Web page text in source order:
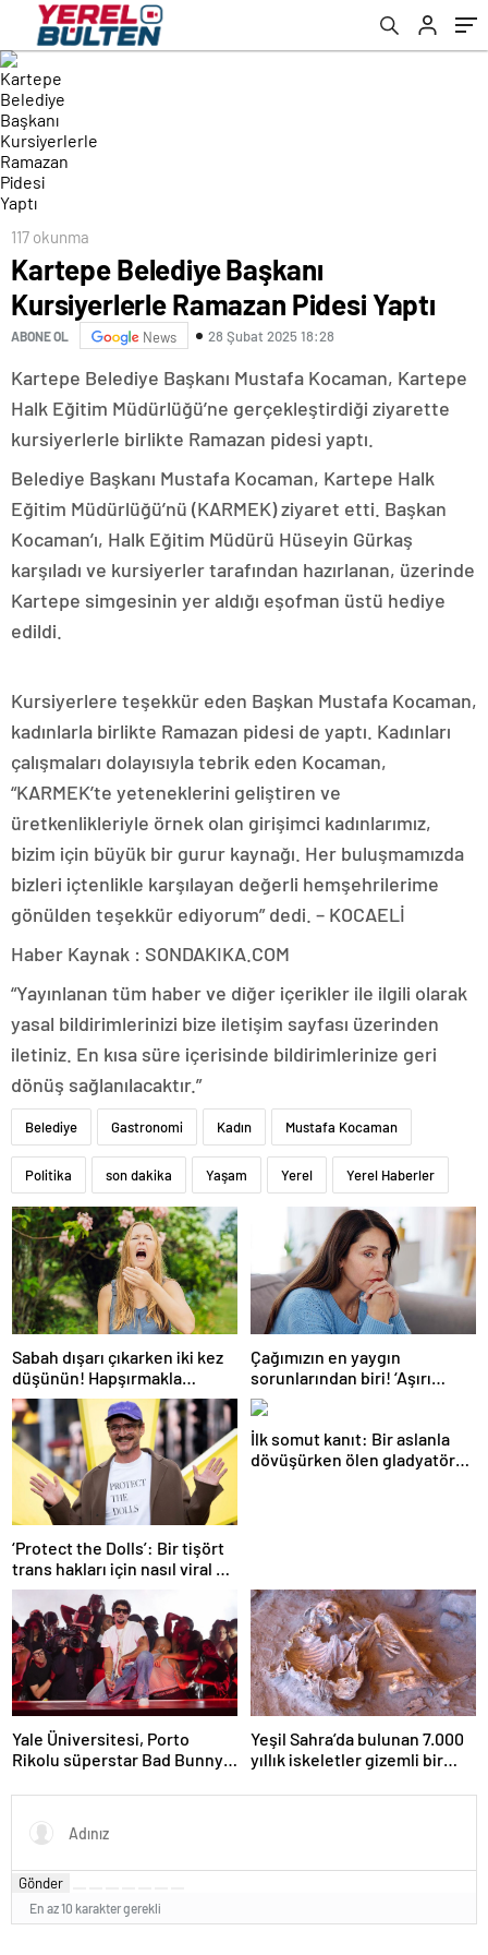
117 okunma
Kartepe Belediye Başkanı
Kursiyerlerle Ramazan Pidesi Yaptı
ABONE OL News 28 Şubat 2025 18:28
Kartepe Belediye Başkanı Mustafa Kocaman, Kartepe
Halk Eğitim Müdürlüğü’ne gerçekleştirdiği ziyarette
kursiyerlerle birlikte Ramazan pidesi yaptı.
Belediye Başkanı Mustafa Kocaman, Kartepe Halk
Eğitim Müdürlüğü’nü (KARMEK) ziyaret etti. Başkan
Kocaman’ı, Halk Eğitim Müdürü Hüseyin Gürkaş
karşıladı ve kursiyerler tarafından hazırlanan, üzerinde
Kartepe simgesinin yer aldığı eşofman üstü hediye
edildi.
Kursiyerlere teşekkür eden Başkan Mustafa Kocaman,
kadınlarla birlikte Ramazan pidesi de yaptı. Kadınları
çalışmaları dolayısıyla tebrik eden Kocaman,
“KARMEK’te yeteneklerini geliştiren ve
üretkenlikleriyle örnek olan girişimci kadınlarımız,
bizim için büyük bir gurur kaynağı. Her buluşmamızda
bizleri içtenlikle karşılayan değerli hemşehrilerime
gönülden teşekkür ediyorum” dedi. – KOCAELİ
Haber Kaynak : SONDAKIKA.COM
“Yayınlanan tüm haber ve diğer içerikler ile ilgili olarak
yasal bildirimlerinizi bize iletişim sayfası üzerinden
iletiniz. En kısa süre içerisinde bildirimlerinize geri
dönüş sağlanılacaktır.”
Belediye Gastronomi Kadın Mustafa Kocaman
Politika son dakika Yaşam Yerel Yerel Haberler
Sabah dışarı çıkarken iki kez
düşünün! Hapşırmakla
başlayıp astıma
dönüşebiliyor
Çağımızın en yaygın
sorunlarından biri! ‘Aşırı
düşünmeyle başa çıkmak
mümkün’
‘Protect the Dolls’: Bir tişört
trans hakları için nasıl viral bir
sembol haline geldi?
İlk somut kanıt: Bir aslanla
dövüşürken ölen gladyatörün
Yale Üniversitesi, Porto
Rikolu süperstar Bad Bunny
Yeşil Sahra’da bulunan 7.000
yıllık iskeletler gizemli bir
Gönder
En az 10 karakter gerekli